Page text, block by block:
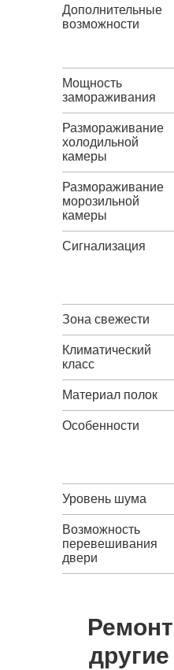
Дополнительные
возможности
Мощность
замораживания
Размораживание
холодильной
камеры
Размораживание
морозильной
камеры
Сигнализация
Зона свежести
Климатический
класс
Материал полок
Особенности
Уровень шума
Возможность
перевешивания
двери